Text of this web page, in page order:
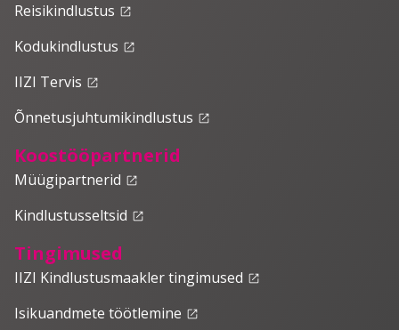
Reisikindlustus launch
Kodukindlustus launch
IIZI Tervis launch
Õnnetusjuhtumikindlustus launch
Koostööpartnerid
Müügipartnerid launch
Kindlustusseltsid launch
Tingimused
IIZI Kindlustusmaakler tingimused launch
Isikuandmete töötlemine launch